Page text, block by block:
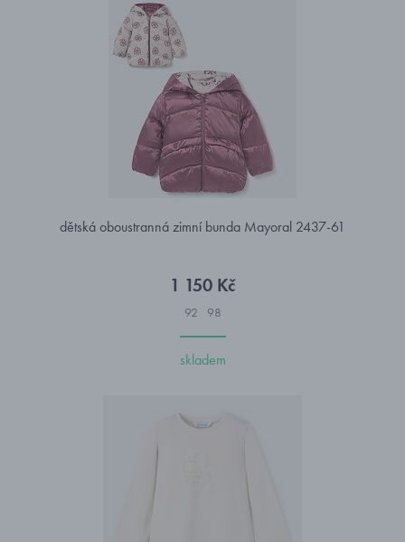
dětská oboustranná zimní bunda Mayoral 2437-61
1 150 Kč
92 98
skladem